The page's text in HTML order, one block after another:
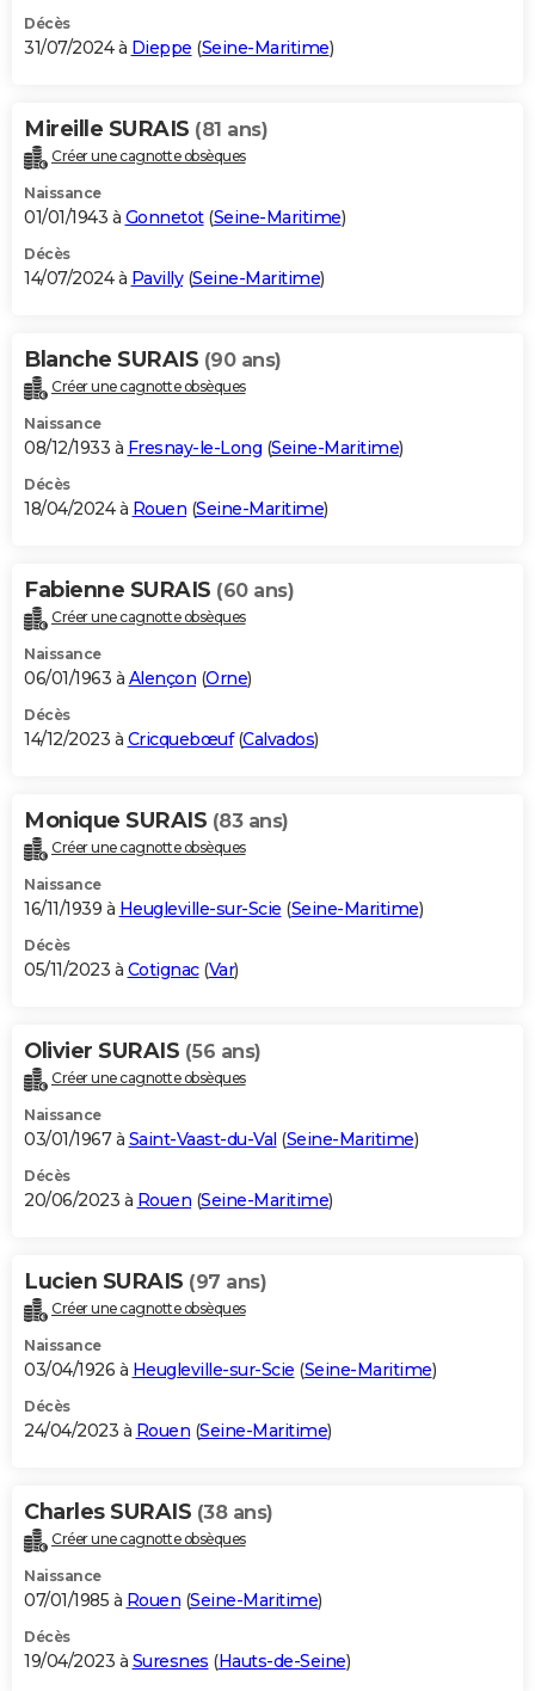
Décès
31/07/2024 à Dieppe (Seine-Maritime)
Mireille SURAIS (81 ans)
Créer une cagnotte obsèques
Naissance
01/01/1943 à Gonnetot(Seine-Maritime)
Décès
14/07/2024 à Pavilly(Seine-Maritime)
Blanche SURAIS (90 ans)
Créer une cagnotte obsèques
Naissance
08/12/1933 à Fresnay-le-Long (Seine-Maritime)
Décès
18/04/2024 à Rouen (Seine-Maritime)
Fabienne SURAIS (60 ans)
Créer une cagnotte obsèques
Naissance
06/01/1963 à Alençon (Orne)
Décès
14/12/2023 à Cricquebœuf(Calvados)
Monique SURAIS (83 ans)
Créer une cagnotte obsèques
Naissance
16/11/1939 à Heugleville-sur-Scie (Seine-Maritime)
Décès
05/11/2023 à Cotignac(Var)
Olivier SURAIS (56 ans)
Créer une cagnotte obsèques
Naissance
03/01/1967 à Saint-Vaast-du-Val (Seine-Maritime)
Décès
20/06/2023 à Rouen (Seine-Maritime)
Lucien SURAIS (97 ans)
Créer une cagnotte obsèques
Naissance
03/04/1926 à Heugleville-sur-Scie (Seine-Maritime)
Décès
24/04/2023 à Rouen (Seine-Maritime)
Charles SURAIS (38 ans)
Créer une cagnotte obsèques
Naissance
07/01/1985 à Rouen (Seine-Maritime)
Décès
19/04/2023 à Suresnes (Hauts-de-Seine)